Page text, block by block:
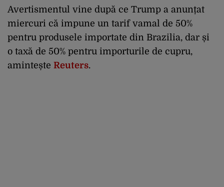
Avertismentul vine după ce Trump a anunțat
miercuri că impune un tarif vamal de 50%
pentru produsele importate din Brazilia, dar și
o taxă de 50% pentru importurile de cupru,
amintește Reuters.